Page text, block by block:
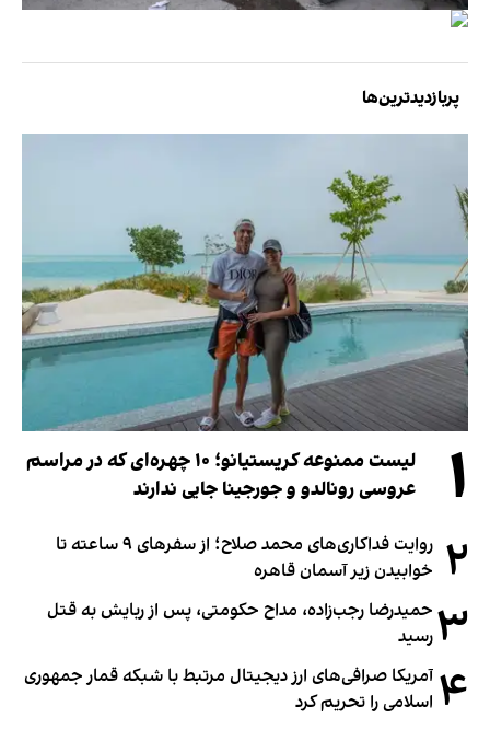
پربازدیدترین‌ها
۱
لیست ممنوعه کریستیانو؛ ۱۰ چهره‌ای که در مراسم
عروسی رونالدو و جورجینا جایی ندارند
۲
روایت فداکاری‌های محمد صلاح؛ از سفرهای ۹ ساعته تا
خوابیدن زیر آسمان قاهره
۳ حمیدرضا رجب‌زاده، مداح حکومتی، پس از ربایش به قتل
رسید
۴ آمریکا صرافی‌های ارز دیجیتال مرتبط با شبکه قمار جمهوری
اسلامی را تحریم کرد